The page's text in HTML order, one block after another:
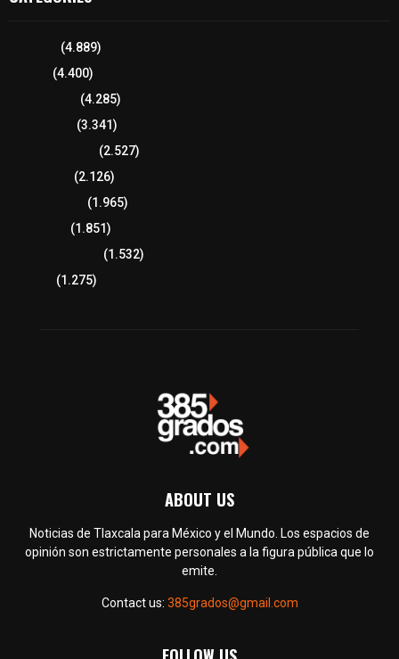
(4.889)
(4.400)
(4.285)
(3.341)
(2.527)
(2.126)
(1.965)
(1.851)
(1.532)
(1.275)
ABOUT US
Noticias de Tlaxcala para México y el Mundo. Los espacios de
opinión son estrictamente personales a la figura pública que lo
emite.
Contact us: 385grados@gmail.com